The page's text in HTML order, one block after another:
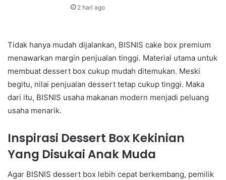
2 hari ago
Tidak hanya mudah dijalankan, BISNIS cake box premium
menawarkan margin penjualan tinggi. Material utama untuk
membuat dessert box cukup mudah ditemukan. Meski
begitu, nilai penjualan dessert tetap cukup tinggi. Maka
dari itu, BISNIS usaha makanan modern menjadi peluang
usaha menarik.
Inspirasi Dessert Box Kekinian
Yang Disukai Anak Muda
Agar BISNIS dessert box lebih cepat berkembang, pemilik